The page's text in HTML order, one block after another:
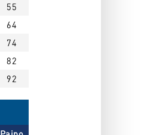
55
64
74
82
92